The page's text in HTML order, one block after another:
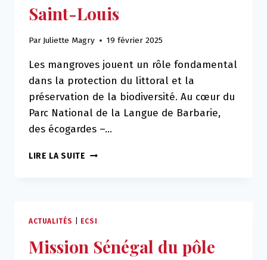
Saint-Louis
Par Juliette Magry 19 février 2025
Les mangroves jouent un rôle fondamental
dans la protection du littoral et la
préservation de la biodiversité. Au cœur du
Parc National de la Langue de Barbarie,
des écogardes –…
LIRE LA SUITE LES
SAINT-
LOUIS
ACTUALITÉS ECSI
Mission Sénégal du pôle